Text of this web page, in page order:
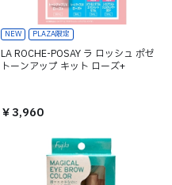
NEW PLAZA限定
LA ROCHE-POSAY ラ ロッシュ ポゼ
トーンアップ キット ローズ+
￥3,960